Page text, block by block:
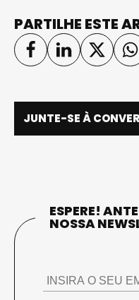
PARTILHE ESTE
JUNTE-SE À
ESPERE!
NOSSA